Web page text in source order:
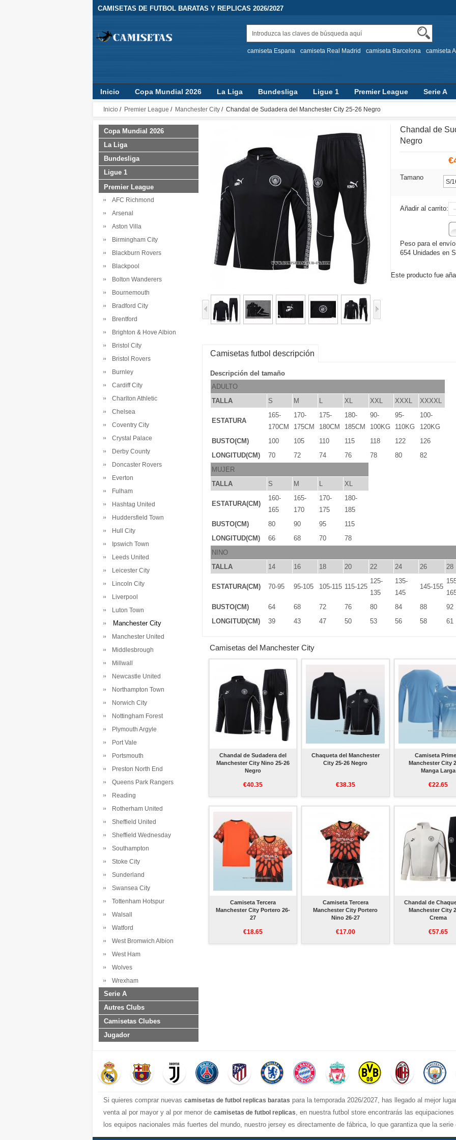
CAMISETAS DE FUTBOL BARATAS Y REPLICAS 2026/2027
camiseta Espana camiseta Real Madrid camiseta Barcelona camiseta
Inicio Copa Mundial 2026 La Liga Bundesliga Ligue 1 Premier League
Serie A
Camisetas Clubes
Jugador
Inicio / Premier League / Manchester City / Chandal de Sudadera del Manchester City 25-26 Negro
Copa Mundial 2026
La Liga
Bundesliga
Ligue 1
Premier League
AFC Richmond
Arsenal
Aston Villa
Birmingham City
Blackburn Rovers
Blackpool
Bolton Wanderers
Bournemouth
Bradford City
Brentford
Brighton & Hove Albion
Bristol City
Bristol Rovers
Burnley
Cardiff City
Charlton Athletic
Chelsea
Coventry City
Crystal Palace
Derby County
Doncaster Rovers
Everton
Fulham
Hashtag United
Huddersfield Town
Hull City
Ipswich Town
Leeds United
Leicester City
Lincoln City
Liverpool
Luton Town
Manchester City
Manchester United
Middlesbrough
Millwall
Newcastle United
Northampton Town
Norwich City
Nottingham Forest
Plymouth Argyle
Port Vale
Portsmouth
Preston North End
Queens Park Rangers
Reading
Rotherham United
Sheffield United
Sheffield Wednesday
Southampton
Stoke City
Sunderland
Swansea City
Tottenham Hotspur
Walsall
Watford
West Bromwich Albion
West Ham
Wolves
Wrexham
Serie A
Autres Clubs
Camisetas Clubes
Jugador
Chandal de
Negro
€
Tamano
Añadir al carrito:
Peso para el
654 Unidades en
Este producto fue
Camisetas futbol descripción
Descripción del tamaño
ADULTO
TALLA
S M L XL XXL XXXL XXXXL
ESTATURA
165-
170CM
170-
175CM
175-
180CM
180-
185CM
90-
100KG
95-
110KG
100-
120KG
BUSTO(CM)
100 105 110 115 118 122
126
LONGITUD(CM)
70 72 74 76 78 80
82
MUJER
TALLA
S M L XL
ESTATURA(CM)
160-
165
165-
170
170-
175
180-
185
BUSTO(CM)
80 90 95
115
LONGITUD(CM)
66 68 70
78
NINO
TALLA
14 16 18 20 22 24 26 28
ESTATURA(CM) 70-95 95-105 105-115 115-125
125-
135
135-
145
145-155
BUSTO(CM)
64 68 72 76 80 84 88
92
LONGITUD(CM)
39 43 47 50 53 56 58 61
Camisetas del Manchester City
Chandal de Sudadera del
Manchester City Nino 25-26
Negro
€40.35
Chaqueta del Manchester
City 25-26 Negro
€38.35
Camiseta
Manchester City
Manga Larga
€22.65
Camiseta Tercera
Manchester City Portero 26-
27
€18.65
Camiseta Tercera
Manchester City Portero
Nino 26-27
€17.00
Chandal de
Manchester City
Crema
€57.65
Si quieres comprar nuevas camisetas de futbol replicas baratas para la temporada 2026/2027, has llegado al mejor
venta al por mayor y al por menor de camisetas de futbol replicas, en nuestra futbol store encontrarás las
los equipos nacionales más fuertes del mundo, nuestro jersey es directamente de fábrica, lo que garantiza que la
completa y excelente con una variedad de estilos confiable, Actualizar rápidamente las camisetas de fútbol de la liga